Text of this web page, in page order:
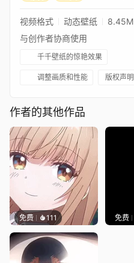
视频格式 动态壁纸
8.45M
与创作者协商使用
千千壁纸的惊艳效果
调整画质和性能 版权声明
作者的其他作品
免费 111 免费